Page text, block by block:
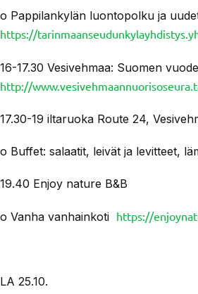
o Pappilankylän luontopolku ja
https://
16-17.30 Vesivehmaa: Suomen
http://
17.30-19 iltaruoka Route 24,
o Buffet: salaatit, leivät ja levitteet,
19.40 Enjoy nature B&B
o Vanha vanhainkoti https://
LA 25.10.